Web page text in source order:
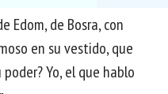
Edom, de Bosra, con
en su vestido, que
Yo, el que hablo